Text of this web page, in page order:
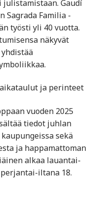
Gaudí
Sagrada Familia -
työsti yli 40 vuotta.
näkyvät
ja perinteet
vuoden 2025
tiedot juhlan
sekä
ja happamattoman
alkaa lauantai-
iltana 18.